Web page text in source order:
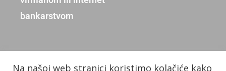
bankarstvom
Na našoj web stranici koristimo kolačiće kako